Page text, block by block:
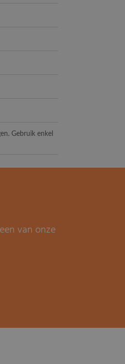
Gebruik enkel
van onze